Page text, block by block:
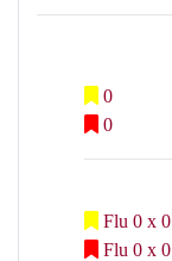
0
0
Flu 0 x 0
Flu 0 x 0